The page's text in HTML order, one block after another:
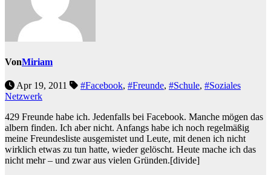
VonMiriam
Apr 19, 2011 #Facebook, #Freunde, #Schule, #Soziales
Netzwerk
429 Freunde habe ich. Jedenfalls bei Facebook. Manche mögen das
albern finden. Ich aber nicht. Anfangs habe ich noch regelmäßig
meine Freundesliste ausgemistet und Leute, mit denen ich nicht
wirklich etwas zu tun hatte, wieder gelöscht. Heute mache ich das
nicht mehr – und zwar aus vielen Gründen.[divide]